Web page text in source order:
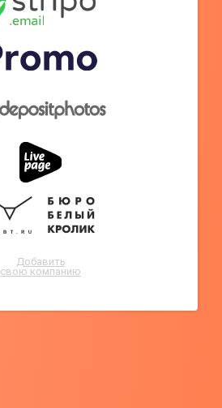
Добавить
свою компанию